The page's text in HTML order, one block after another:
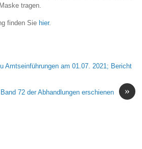
tragen.
finden Sie hier.
Amtseinführungen am 01.07. 2021; Bericht
»
Band 72 der Abhandlungen erschienen